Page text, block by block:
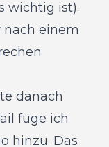
wichtig ist).
einem
danach
füge ich
hinzu. Das